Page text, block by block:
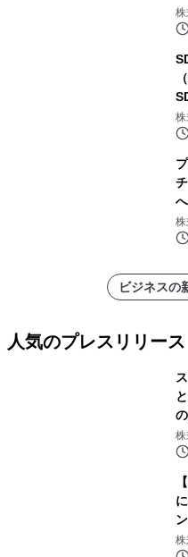
ビジネスの
人気のプレスリリース